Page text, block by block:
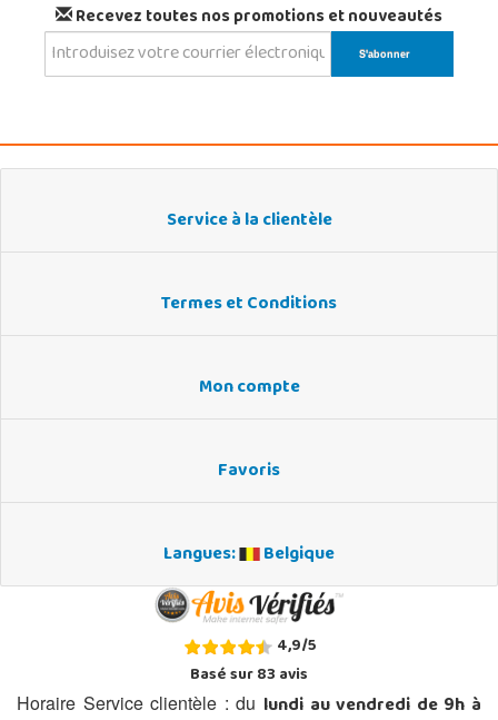
Recevez toutes nos promotions et nouveautés
Service à la clientèle
Termes et Conditions
Mon compte
Favoris
Langues: Belgique
4,9/5
Basé sur83avis
Horaire Service clientèle : du lundi au vendredi de 9h à